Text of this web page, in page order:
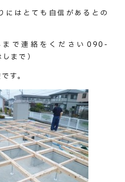
にはとても自信があるとの
で連絡をください→090-
まで）
す。